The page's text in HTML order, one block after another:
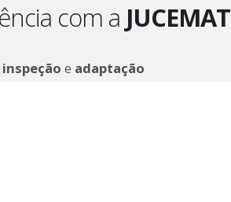
com a JUCEMAT
inspeção e adaptação